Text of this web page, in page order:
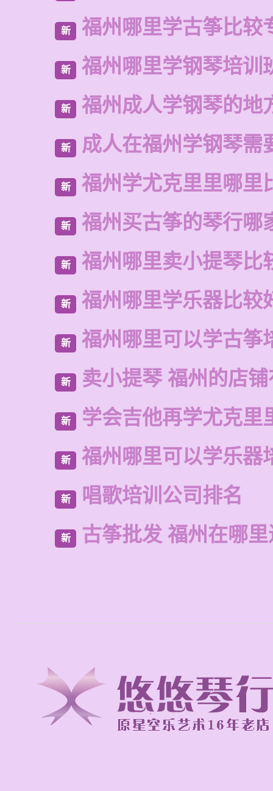
新 福州哪里学古筝比较
新 福州哪里学钢琴培训
新 福州成人学钢琴的地
新 成人在福州学钢琴需
新 福州学尤克里里哪里
新 福州买古筝的琴行哪
新 福州哪里卖小提琴比
新 福州哪里学乐器比较
新 福州哪里可以学古筝
新 卖小提琴 福州的店
新 学会吉他再学尤克里
新 福州哪里可以学乐器
新 唱歌培训公司排名
新 古筝批发 福州在哪